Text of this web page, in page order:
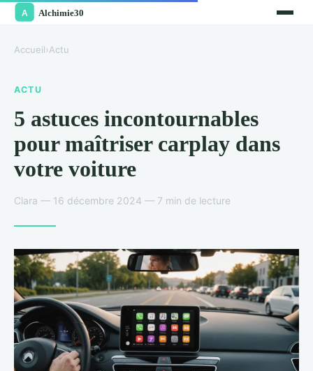
Accueil›Actu
ACTU
5 astuces incontournables
pour maîtriser carplay dans
votre voiture
Clara — 16 décembre 2024 — 7 min de lecture